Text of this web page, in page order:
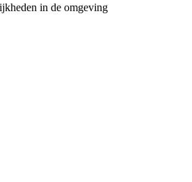
in de omgeving